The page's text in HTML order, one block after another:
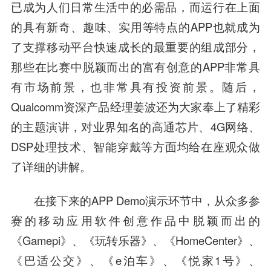
已成为人们日常生活中的必需品，而运行在上面
的具有新奇、趣味、实用等特点的APP也就成为
了支撑移动平台快速成长的最重要的组成部分，
那些在比赛中脱颖而出的富有创意的APP非常具
有市场前景，也非常具有投资前景。随后，
Qualcomm资深产品经理姜波还为大家奉上了精彩
的主题演讲，对业界知名的高通芯片、4G网络、
DSP处理技术、智能穿戴等方面均给在座观众做
了详细的讲解。
在接下来的APP Demo演示环节中， 从众多参
赛的移动 应用软件创意作品中脱颖而出的
《Gamepi》、《玩转乐器》、《HomeCenter》、
《巴适公交》、《e泊车》、《悦家1号》、